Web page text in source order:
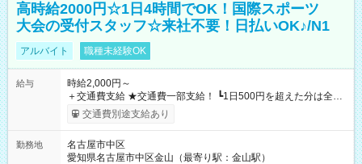
高時給2000円☆1日4時間でOK！国際スポーツ
大会の受付スタッフ☆来社不要！日払いOK♪/N1
アルバイト 職種未経験OK
給与
時給2,000円～
＋交通費支給 ★交通費一部支給！ ┗1日500円を超えた分は全額
支給！ ※往復500円以内の方は自己負担となります ★日払い
OK！（規定あり） ┗働いたその日に現金GET♪ お仕事後はコン
期間なし
交通費別途支給あり
勤務地
名古屋市中区
愛知県名古屋市中区金山（最寄り駅：金山駅）